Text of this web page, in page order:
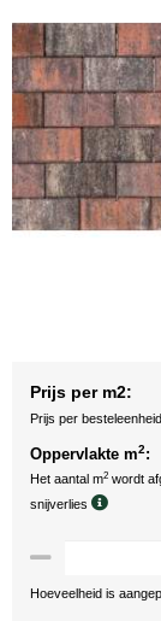
Prijs per m2:
Prijs per besteleenheid
Oppervlakte m2:
Het aantal m2 wordt
snijverlies
Hoeveelheid is